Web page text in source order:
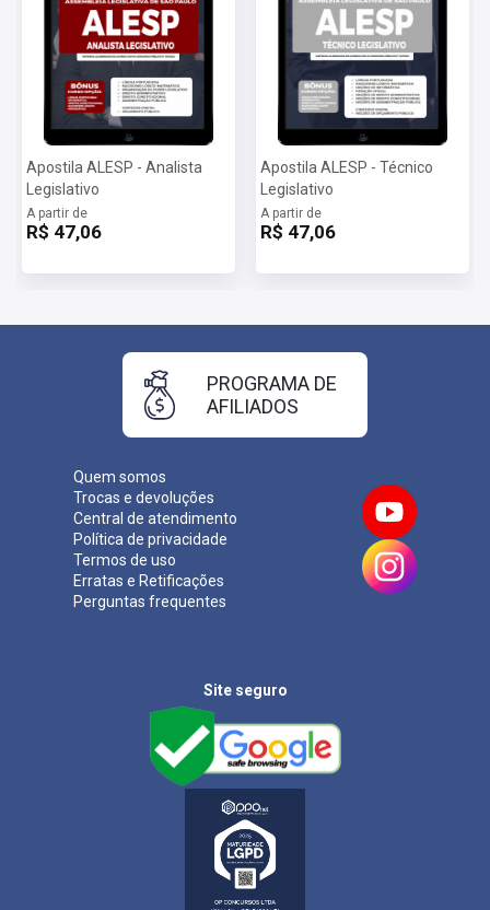
Apostila ALESP - Analista
Legislativo
A partir de
R$ 47,06
Apostila ALESP - Técnico
Legislativo
A partir de
R$ 47,06
Quem somos
Trocas e devoluções
Central de atendimento
Política de privacidade
Termos de uso
Erratas e Retificações
Perguntas frequentes
PROGRAMA DE
AFILIADOS
Site seguro